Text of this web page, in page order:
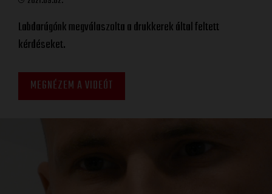
Labdarúgónk megválaszolta a drukkerek által feltett
kérdéseket.
MEGNÉZEM A VIDEÓT